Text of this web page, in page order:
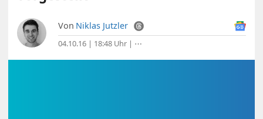
Von Niklas Jutzler
04.10.16 | 18:48 Uhr | ⋯